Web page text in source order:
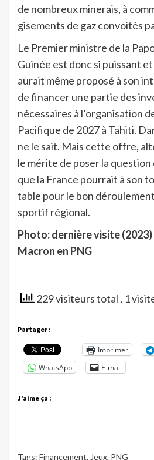
de nombreux minerais, à
gisements de gaz convoités
Le Premier ministre de la
Guinée est donc si puissant
aurait même proposé à son
de financer une partie des
nécessaires à l’organisation
Pacifique de 2027 à Tahiti.
ne le sait. Mais cette offre,
le mérite de poser la
que la France pourrait à son
table pour le bon
sportif régional.
Photo: dernière visite (2023)
Macron en PNG
229 visiteurs total , 1
Partager :
Imprimer
WhatsApp
E-mail
J’aime ça :
Tags: Financement, Jeux, PNG